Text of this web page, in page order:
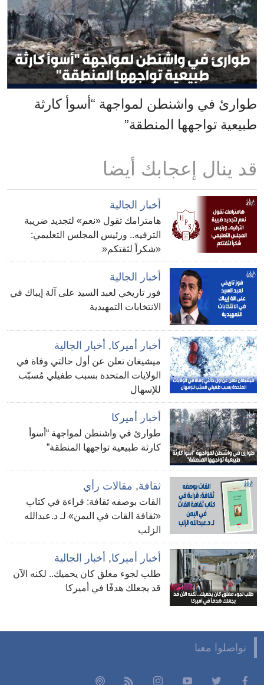
طوارئ في واشنطن لمواجهة “أسوأ كارثة
طبيعية تواجهها المنطقة”
قد ينال إعجابك أيضا
أخبار الجالية
هامترامك تقول «نعم» لتجديد ضريبة
الترفيه.. ورئيس المجلس التعليمي:
«شكراً لثقتكم«
أخبار الجالية
فوز تاريخي لعبد السيد على آلة إيباك في
الانتخابات التمهيدية
أخبار أميركا, أخبار الجالية
ميشيغان تعلن عن أول حالتي وفاة في
الولايات المتحدة بسبب طفيلي مُسبّب
للإسهال
أخبار أميركا
طوارئ في واشنطن لمواجهة “أسوأ
كارثة طبيعية تواجهها المنطقة”
ثقافة, مقالات رأي
القات بوصفه ثقافة: قراءة في كتاب
«ثقافة القات في اليمن» لـ د.عبدالله
الزلب
أخبار أميركا, أخبار الجالية
طلب لجوء معلق كان يحميك.. لكنه الآن
قد يجعلك هدفًا في أميركا
تواصلوا معنا